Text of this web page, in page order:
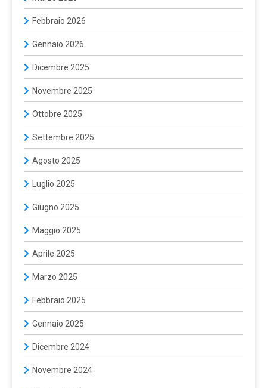
Febbraio 2026
Gennaio 2026
Dicembre 2025
Novembre 2025
Ottobre 2025
Settembre 2025
Agosto 2025
Luglio 2025
Giugno 2025
Maggio 2025
Aprile 2025
Marzo 2025
Febbraio 2025
Gennaio 2025
Dicembre 2024
Novembre 2024